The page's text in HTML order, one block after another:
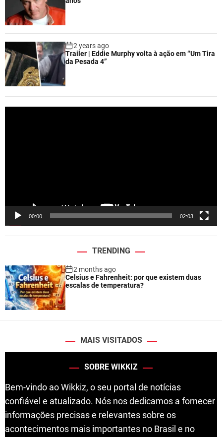
2 years ago
Trailer | Eddie Murphy volta à ação em “Um Tira
da Pesada 4”
00:00 02:03
TRENDING
2 months ago
Celsius e Fahrenheit: por que existem duas
escalas de temperatura?
MAIS VISITADOS
SOBRE WIKKIZ
Bem-vindo ao Wikkiz, o seu portal de notícias
confiável e atualizado. Nós nos dedicamos a fornecer
informações precisas e relevantes sobre os
acontecimentos mais importantes no Brasil e no